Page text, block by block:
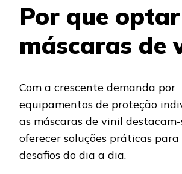
Por que
máscaras de
Com a crescente demanda por
equipamentos de proteção
as máscaras de vinil
oferecer soluções práticas para
desafios do dia a dia.